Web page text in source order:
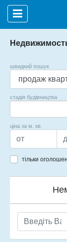
швидкий пошук
стадія будівництва
ціна за м. кв.
тільки